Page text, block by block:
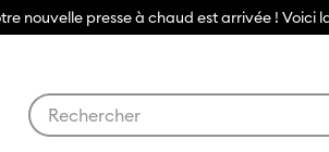
nouvelle presse à chaud est arrivée ! Voici